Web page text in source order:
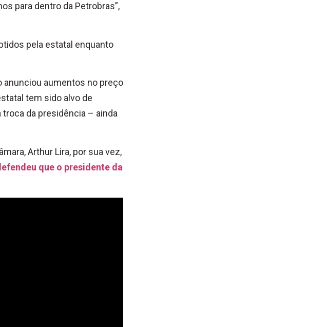
para dentro da Petrobras”,
pela estatal enquanto
anunciou aumentos no preço
tem sido alvo de
troca da presidência – ainda
Arthur Lira, por sua vez,
que o presidente da